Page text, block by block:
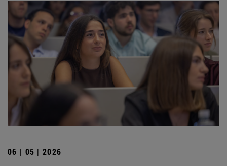
06 | 05 | 2026